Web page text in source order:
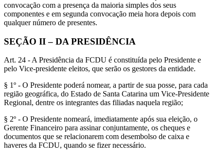
convocação com a presença da maioria simples dos seus
componentes e em segunda convocação meia hora depois com
qualquer número de presentes.
SEÇÃO II – DA PRESIDÊNCIA
Art. 24 - A Presidência da FCDU é constituída pelo Presidente e
pelo Vice-presidente eleitos, que serão os gestores da entidade.
§ 1º - O Presidente poderá nomear, a partir de sua posse, para cada
região geográfica, do Estado de Santa Catarina um Vice-Presidente
Regional, dentre os integrantes das filiadas naquela região;
§ 2º - O Presidente nomeará, imediatamente após sua eleição, o
Gerente Financeiro para assinar conjuntamente, os cheques e
documentos que se relacionarem com desembolso de caixa e
haveres da FCDU, quando se fizer necessário.